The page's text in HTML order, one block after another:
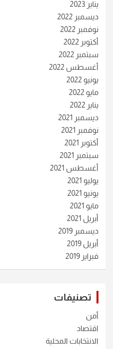
يناير 2023
ديسمبر 2022
نوفمبر 2022
أكتوبر 2022
سبتمبر 2022
أغسطس 2022
يونيو 2022
مايو 2022
يناير 2022
ديسمبر 2021
نوفمبر 2021
أكتوبر 2021
سبتمبر 2021
أغسطس 2021
يوليو 2021
يونيو 2021
مايو 2021
أبريل 2021
ديسمبر 2019
أبريل 2019
فبراير 2019
تصنيفات
أمن
اقتصاد
الانتخابات المحلية